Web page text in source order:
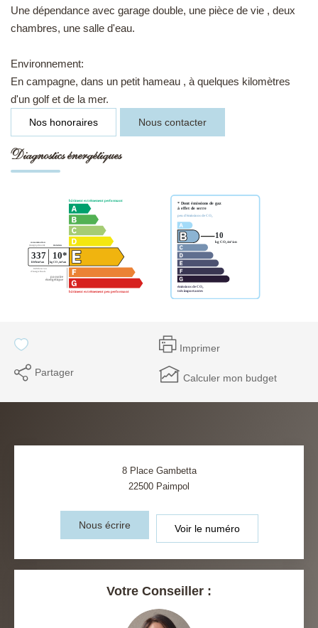
Une dépendance avec garage double, une pièce de vie , deux
chambres, une salle d'eau.
Environnement:
En campagne, dans un petit hameau , à quelques kilomètres
d'un golf et de la mer.
Nos honoraires Nous contacter
Diagnostics énergétiques
Imprimer
Partager Calculer mon budget
8 Place Gambetta
22500 Paimpol
Nous écrire Voir le numéro
Votre Conseiller :